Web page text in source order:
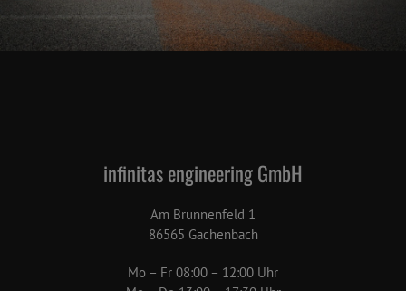
infinitas engineering GmbH
Am Brunnenfeld 1
86565 Gachenbach
Mo – Fr 08:00 – 12:00 Uhr